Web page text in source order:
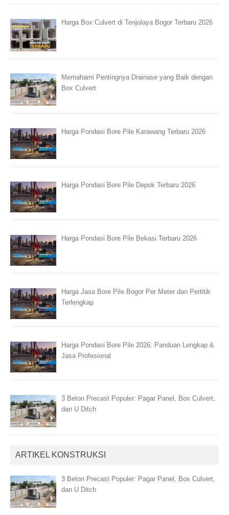
Harga Box Culvert di Tenjolaya Bogor Terbaru 2026
Memahami Pentingnya Drainase yang Baik dengan
Box Culvert
Harga Pondasi Bore Pile Karawang Terbaru 2026
Harga Pondasi Bore Pile Depok Terbaru 2026
Harga Pondasi Bore Pile Bekasi Terbaru 2026
Harga Jasa Bore Pile Bogor Per Meter dan Pertitik
Terlengkap
Harga Pondasi Bore Pile 2026: Panduan Lengkap &
Jasa Profesional
3 Beton Precast Populer: Pagar Panel, Box Culvert,
dan U Ditch
ARTIKEL KONSTRUKSI
3 Beton Precast Populer: Pagar Panel, Box Culvert,
dan U Ditch